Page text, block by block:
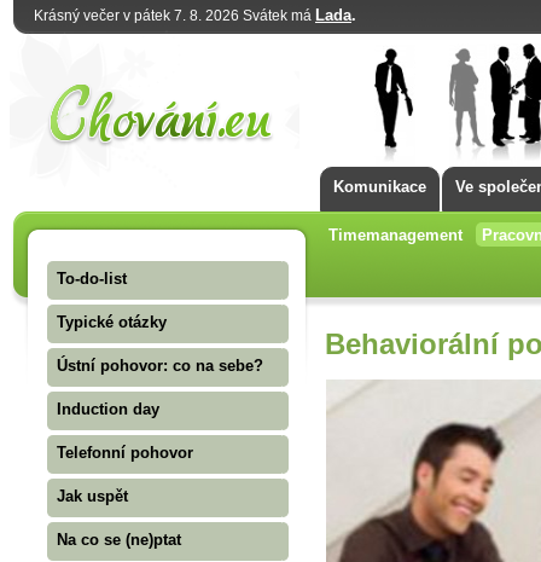
Krásný večer v pátek 7. 8. 2026 Svátek má Lada.
Komunikace Ve
Timemanagement
To-do-list
Typické otázky
Ústní pohovor: co na sebe?
Induction day
Telefonní pohovor
Jak uspět
Na co se (ne)ptat
Behaviorální